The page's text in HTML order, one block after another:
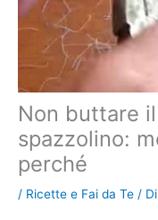
Non buttare
spazzolino:
perché
/ Ricette e Fai da Te / Di